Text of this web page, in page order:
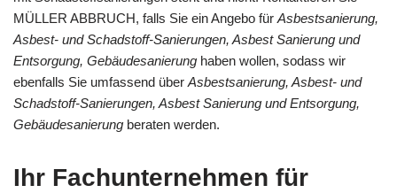
MÜLLER ABBRUCH, falls Sie ein Angebo für Asbestsanierung,
Asbest- und Schadstoff-Sanierungen, Asbest Sanierung und
Entsorgung, Gebäudesanierung haben wollen, sodass wir
ebenfalls Sie umfassend über Asbestsanierung, Asbest- und
Schadstoff-Sanierungen, Asbest Sanierung und Entsorgung,
Gebäudesanierung beraten werden.
Ihr Fachunternehmen für